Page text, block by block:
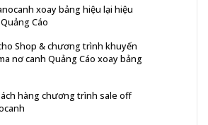
xoay bảng hiệu lại hiệu
Cáo
Shop & chương trình khuyến
nơ canh Quảng Cáo xoay bảng
hàng chương trình sale off